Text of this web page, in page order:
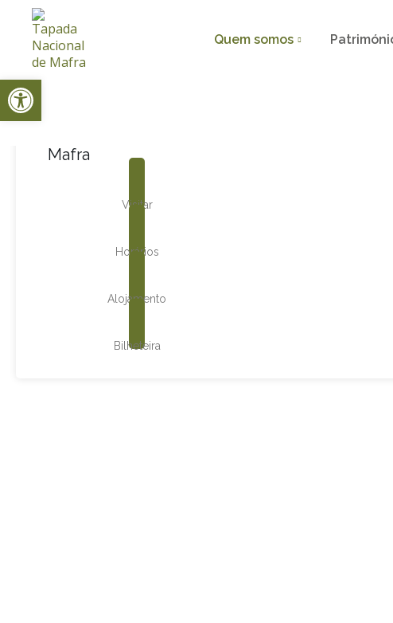
Quem somos
Mafra
Visitar
Horários
Alojamento
Bilheteira
Open toolbar